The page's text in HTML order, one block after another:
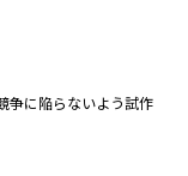
争に陥らないよう試作